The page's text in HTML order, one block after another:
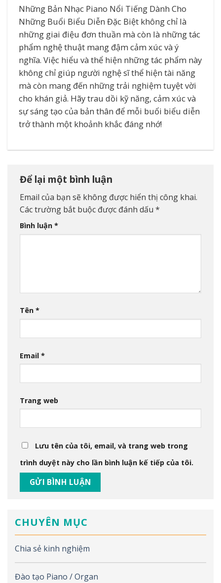
CHUYÊN MỤC
Chia sẻ kinh nghiệm
Đào tạo Piano / Organ
Những Bản Nhạc Piano Nổi Tiếng Dành Cho
Những Buổi Biểu Diễn Đặc Biệt không chỉ là
những giai điệu đơn thuần mà còn là những tác
phẩm nghệ thuật mang đậm cảm xúc và ý
nghĩa. Việc hiểu và thể hiện những tác phẩm này
không chỉ giúp người nghệ sĩ thể hiện tài năng
mà còn mang đến những trải nghiệm tuyệt vời
cho khán giả. Hãy trau dồi kỹ năng, cảm xúc và
sự sáng tạo của bản thân để mỗi buổi biểu diễn
trở thành một khoảnh khắc đáng nhớ!
Để lại một bình luận
Email của bạn sẽ không được hiển thị công khai.
Các trường bắt buộc được đánh dấu *
Bình luận *
Tên *
Email *
Trang web
Lưu tên của tôi, email, và trang web trong
trình duyệt này cho lần bình luận kế tiếp của tôi.